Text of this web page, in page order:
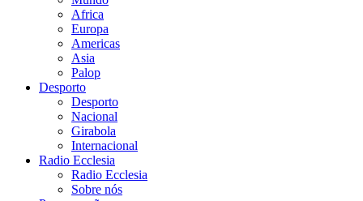
Africa
Europa
Americas
Asia
Palop
Desporto
Desporto
Nacional
Girabola
Internacional
Radio Ecclesia
Radio Ecclesia
Sobre nós